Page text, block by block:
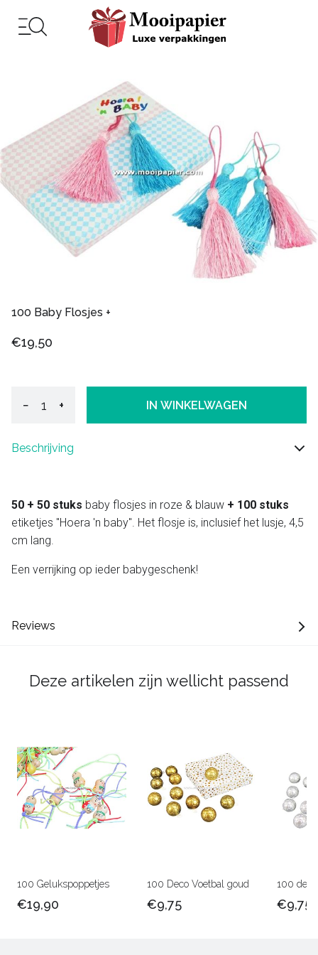
100 Baby Flosjes +
€19,50
− + IN WINKELWAGEN
Beschrijving
50 + 50 stuks baby flosjes in roze & blauw + 100 stuks
etiketjes "Hoera 'n baby". Het flosje is, inclusief het lusje, 4,5
cm lang.
Een verrijking op ieder babygeschenk!
Reviews
Deze artikelen zijn wellicht passend
100 Gelukspoppetjes
€19,90
100 Deco Voetbal goud
€9,75
100
€9,75